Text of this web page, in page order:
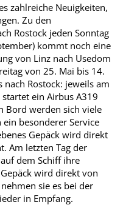
zahlreiche Neuigkeiten,
Zu den
Rostock jeden Sonntag
kommt noch eine
von Linz nach Usedom
von 25. Mai bis 14.
nach Rostock: jeweils am
ein Airbus A319
Bord werden sich viele
ein besonderer Service
Gepäck wird direkt
Am letzten Tag der
dem Schiff ihre
wird direkt von
sie es bei der
in Empfang.